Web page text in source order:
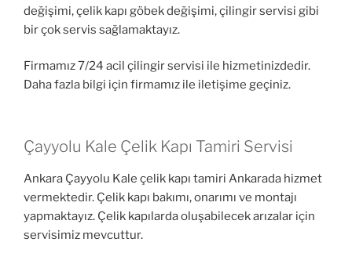
değişimi, çelik kapı göbek değişimi, çilingir servisi gibi
bir çok servis sağlamaktayız.
Firmamız 7/24 acil çilingir servisi ile hizmetinizdedir.
Daha fazla bilgi için firmamız ile iletişime geçiniz.
Çayyolu Kale Çelik Kapı Tamiri Servisi
Ankara Çayyolu Kale çelik kapı tamiri Ankarada hizmet
vermektedir. Çelik kapı bakımı, onarımı ve montajı
yapmaktayız. Çelik kapılarda oluşabilecek arızalar için
servisimiz mevcuttur.